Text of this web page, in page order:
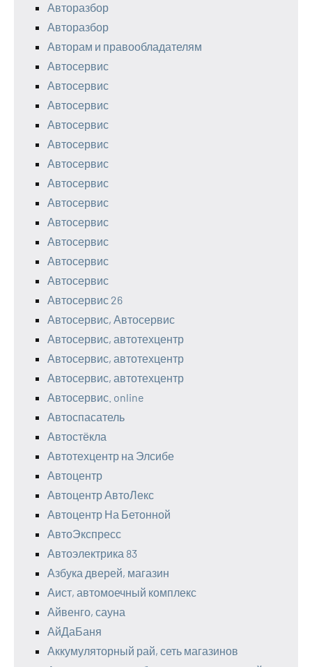
Авторазбор
Авторазбор
Авторам и правообладателям
Автосервис
Автосервис
Автосервис
Автосервис
Автосервис
Автосервис
Автосервис
Автосервис
Автосервис
Автосервис
Автосервис
Автосервис
Автосервис 26
Автосервис, Автосервис
Автосервис, автотехцентр
Автосервис, автотехцентр
Автосервис, автотехцентр
Автосервис. online
Автоспасатель
Автостёкла
Автотехцентр на Элсибе
Автоцентр
Автоцентр АвтоЛекс
Автоцентр На Бетонной
АвтоЭкспресс
Автоэлектрика 83
Азбука дверей, магазин
Аист, автомоечный комплекс
Айвенго, сауна
АйДаБаня
Аккумуляторный рай, сеть магазинов